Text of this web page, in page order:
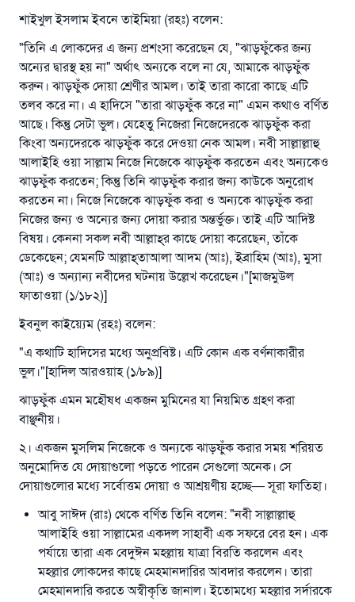
শাইখুল ইসলাম ইবনে তাইমিয়া (রহঃ) বলেন:
"তিনি এ লোকদের এ জন্য প্রশংসা করেছেন যে, "ঝাড়ফুঁকের জন্য
অন্যের দ্বারস্থ হয় না" অর্থাৎ অন্যকে বলে না যে, আমাকে ঝাড়ফুঁক
করুন। ঝাড়ফুঁক দোয়া শ্রেণীর আমল। তাই তারা কারো কাছে এটি
তলব করে না। এ হাদিসে "তারা ঝাড়ফুঁক করে না" এমন কথাও বর্ণিত
আছে। কিন্তু সেটা ভুল। যেহেতু নিজেরা নিজেদেরকে ঝাড়ফুঁক করা
কিংবা অন্যদেরকে ঝাড়ফুঁক করে দেওয়া নেক আমল। নবী সাল্লাল্লাহু
আলাইহি ওয়া সাল্লাম নিজে নিজেকে ঝাড়ফুঁক করতেন এবং অন্যকেও
ঝাড়ফুঁক করতেন; কিন্তু তিনি ঝাড়ফুঁক করার জন্য কাউকে অনুরোধ
করতেন না। নিজে নিজেকে ঝাড়ফুঁক করা ও অন্যকে ঝাড়ফুঁক করা
নিজের জন্য ও অন্যের জন্য দোয়া করার অন্তর্ভুক্ত। তাই এটি আদিষ্ট
বিষয়। কেননা সকল নবী আল্লাহ্‌র কাছে দোয়া করেছেন, তাঁকে
ডেকেছেন; যেমনটি আল্লাহ্‌তাআলা আদম (আঃ), ইব্রাহিম (আঃ), মুসা
(আঃ) ও অন্যান্য নবীদের ঘটনায় উল্লেখ করেছেন।"[মাজমুউল
ফাতাওয়া (১/১৮২)]
ইবনুল কাইয়্যেম (রহঃ) বলেন:
"এ কথাটি হাদিসের মধ্যে অনুপ্রবিষ্ট। এটি কোন এক বর্ণনাকারীর
ভুল।"[হাদিল আরওয়াহ (১/৮৯)]
ঝাড়ফুঁক এমন মহৌষধ একজন মুমিনের যা নিয়মিত গ্রহণ করা
বাঞ্ছনীয়।
২। একজন মুসলিম নিজেকে ও অন্যকে ঝাড়ফুঁক করার সময় শরিয়ত
অনুমোদিত যে দোয়াগুলো পড়তে পারেন সেগুলো অনেক। সে
দোয়াগুলোর মধ্যে সর্বোত্তম দোয়া ও আশ্রয়ণীয় হচ্ছে— সূরা ফাতিহা।
আবু সাঈদ (রাঃ) থেকে বর্ণিত তিনি বলেন: "নবী সাল্লাল্লাহু
আলাইহি ওয়া সাল্লামের একদল সাহাবী এক সফরে বের হন। এক
পর্যায়ে তারা এক বেদুঈন মহল্লায় যাত্রা বিরতি করলেন এবং
মহল্লার লোকদের কাছে মেহমানদারির আবদার করলেন। তারা
মেহমানদারি করতে অস্বীকৃতি জানাল। ইতোমধ্যে মহল্লার সর্দারকে